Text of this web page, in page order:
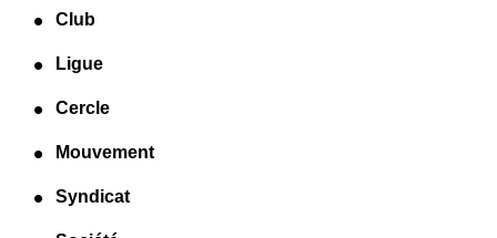
Club
Ligue
Cercle
Mouvement
Syndicat